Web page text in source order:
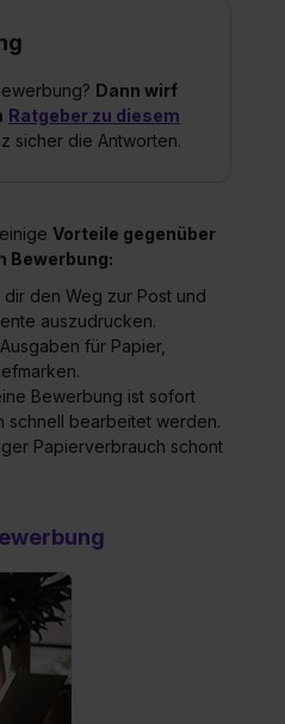
Dann wirf
Ratgeber zu diesem
sicher die Antworten.
Vorteile gegenüber
Bewerbung:
dir den Weg zur Post und
auszudrucken.
für Papier,
Bewerbung ist sofort
schnell bearbeitet werden.
Papierverbrauch schont